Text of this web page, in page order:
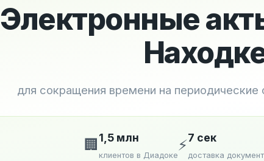
Электронные
для сокращения времени на периодические
🏢 1,5 млн
клиентов в Диадоке
⚡7 сек
доставка